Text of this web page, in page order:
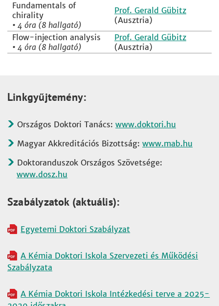
Fundamentals of
chirality
• 4 óra (8 hallgató)
Prof. Gerald Gübitz
(Ausztria)
Flow-injection analysis
• 4 óra (8 hallgató)
Prof. Gerald Gübitz
(Ausztria)
Linkgyűjtemény:
Országos Doktori Tanács: www.doktori.hu
Magyar Akkreditációs Bizottság: www.mab.hu
Doktoranduszok Országos Szövetsége:
www.dosz.hu
Szabályzatok (aktuális):
Egyetemi Doktori Szabályzat
A Kémia Doktori Iskola Szervezeti és Működési
Szabályzata
A Kémia Doktori Iskola Intézkedési terve a 2025-